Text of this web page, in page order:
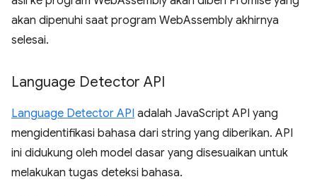
akan dipenuhi saat program WebAssembly akhirnya
selesai.
Language Detector API
Language Detector API adalah JavaScript API yang
mengidentifikasi bahasa dari string yang diberikan. API
ini didukung oleh model dasar yang disesuaikan untuk
melakukan tugas deteksi bahasa.